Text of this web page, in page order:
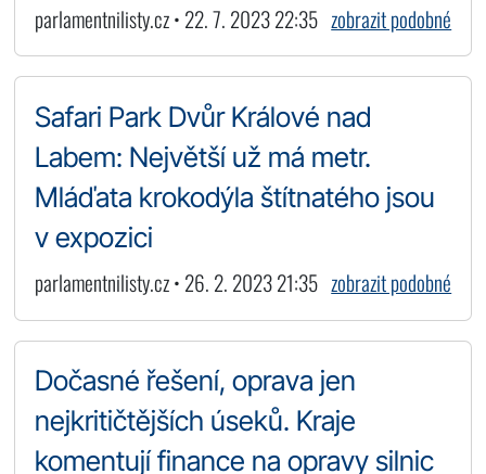
parlamentnilisty.cz • 22. 7. 2023 22:35 zobrazit podobné
Safari Park Dvůr Králové nad
Labem: Největší už má metr.
Mláďata krokodýla štítnatého jsou
v expozici
parlamentnilisty.cz • 26. 2. 2023 21:35 zobrazit podobné
Dočasné řešení, oprava jen
nejkritičtějších úseků. Kraje
komentují finance na opravy silnic